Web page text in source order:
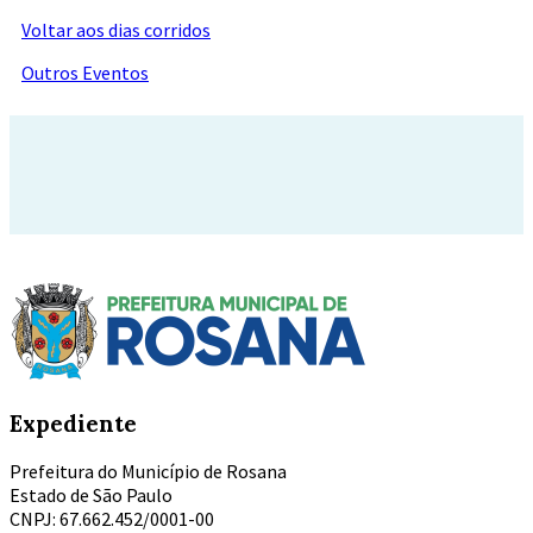
Voltar aos dias corridos
Outros Eventos
Expediente
Prefeitura do Município de Rosana
Estado de São Paulo
CNPJ: 67.662.452/0001-00